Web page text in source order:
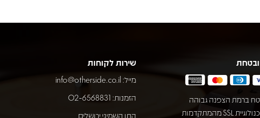
ברמת הצפנה גבוהה
באמצעות טכנולוגיית SSL מהמתקדמות
שירות לקוחות
מייל: info@otherside.co.il
הזמנות: 02-6568831
התו השמיני ירושלים